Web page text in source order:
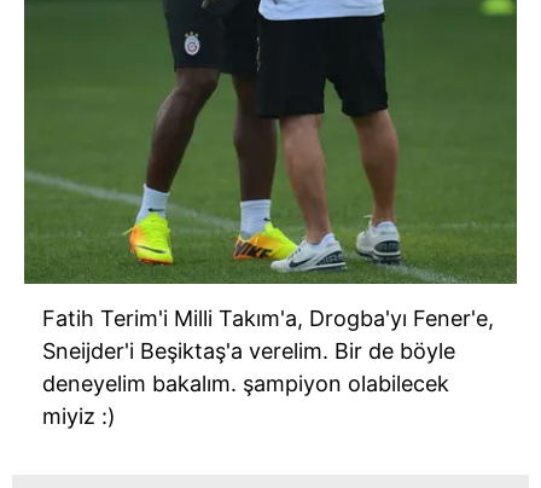
Fatih Terim'i Milli Takım'a, Drogba'yı Fener'e,
Sneijder'i Beşiktaş'a verelim. Bir de böyle
deneyelim bakalım. şampiyon olabilecek
miyiz :)